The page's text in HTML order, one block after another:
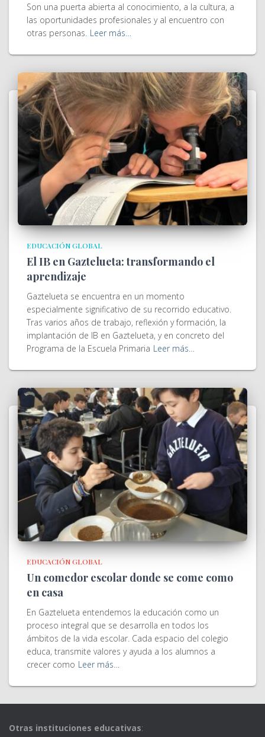
Son una puerta abierta al conocimiento, a la cultura, a
las oportunidades profesionales y al encuentro con
otras personas. Leer más…
EDUCACIÓN GLOBAL
El IB en Gaztelueta: transformando el
aprendizaje
Gaztelueta se encuentra en un momento
especialmente significativo de su recorrido educativo.
Tras varios años de trabajo, reflexión y formación, la
implantación de IB en Gaztelueta, y en concreto del
Programa de la Escuela Primaria Leer más…
EDUCACIÓN GLOBAL
Un comedor escolar donde se come como
en casa
En Gaztelueta entendemos la educación como un
proceso integral que se desarrolla en todos los
ámbitos de la vida escolar. Cada espacio del colegio
educa, transmite valores y ayuda a los alumnos a
crecer como Leer más…
Otras instituciones educativas: